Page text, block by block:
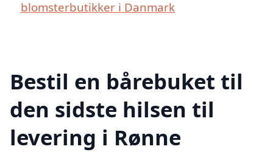
blomsterbutikker i Danmark
Bestil en bårebuket til
den sidste hilsen til
levering i Rønne